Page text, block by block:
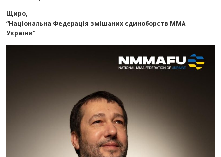
Щиро,
“Національна Федерація змішаних єдиноборств ММА
України”